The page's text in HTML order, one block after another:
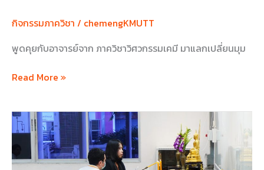
กิจกรรมภาควิชา / chemengKMUTT
พูดคุยกับอาจารย์จาก ภาควิชาวิศวกรรมเคมี มาแลกเปลี่ยนมุม
เกิน
Live
Cut
Read More »
ทำบุญ
ภาค
วิชา
วิศวกรรม